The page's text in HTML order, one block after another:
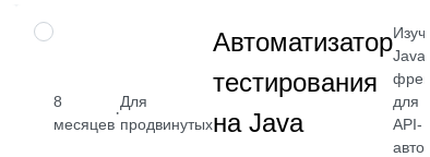
ПРОФЕССИЯ
8
месяцев
·
Для
продвинутых
Автоматизатор
тестирования
на Java
Java и
для
API-